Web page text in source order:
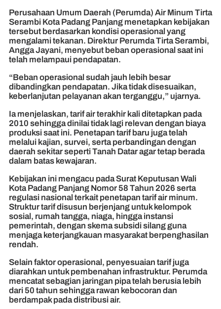
Perusahaan Umum Daerah (Perumda) Air Minum Tirta
Serambi Kota Padang Panjang menetapkan kebijakan
tersebut berdasarkan kondisi operasional yang
mengalami tekanan. Direktur Perumda Tirta Serambi,
Angga Jayani, menyebut beban operasional saat ini
telah melampaui pendapatan.
“Beban operasional sudah jauh lebih besar
dibandingkan pendapatan. Jika tidak disesuaikan,
keberlanjutan pelayanan akan terganggu,” ujarnya.
Ia menjelaskan, tarif air terakhir kali ditetapkan pada
2010 sehingga dinilai tidak lagi relevan dengan biaya
produksi saat ini. Penetapan tarif baru juga telah
melalui kajian, survei, serta perbandingan dengan
daerah sekitar seperti Tanah Datar agar tetap berada
dalam batas kewajaran.
Kebijakan ini mengacu pada Surat Keputusan Wali
Kota Padang Panjang Nomor 58 Tahun 2026 serta
regulasi nasional terkait penetapan tarif air minum.
Struktur tarif disusun berjenjang untuk kelompok
sosial, rumah tangga, niaga, hingga instansi
pemerintah, dengan skema subsidi silang guna
menjaga keterjangkauan masyarakat berpenghasilan
rendah.
Selain faktor operasional, penyesuaian tarif juga
diarahkan untuk pembenahan infrastruktur. Perumda
mencatat sebagian jaringan pipa telah berusia lebih
dari 50 tahun sehingga rawan kebocoran dan
berdampak pada distribusi air.